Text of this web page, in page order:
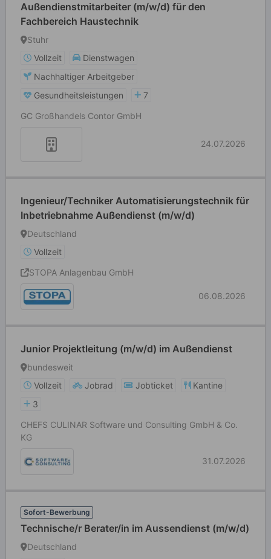
Außendienstmitarbeiter (m/w/d) für den
Fachbereich Haustechnik
Stuhr
Vollzeit
Dienstwagen
Nachhaltiger Arbeitgeber
Gesundheitsleistungen
7
GC Großhandels Contor GmbH
24.07.2026
Ingenieur/Techniker Automatisierungstechnik für
Inbetriebnahme Außendienst (m/w/d)
Deutschland
Vollzeit
STOPA Anlagenbau GmbH
06.08.2026
Junior Projektleitung (m/w/d) im Außendienst
bundesweit
Vollzeit
Jobrad Jobticket
Kantine
3
CHEFS CULINAR Software und Consulting GmbH & Co.
KG
31.07.2026
Sofort-Bewerbung
Technische/r Berater/in im Aussendienst (m/w/d)
Deutschland